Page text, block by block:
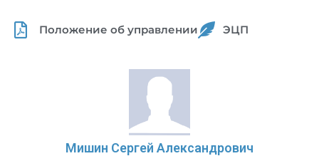
Положение об управлении ЭЦП
Мишин Сергей Александрович